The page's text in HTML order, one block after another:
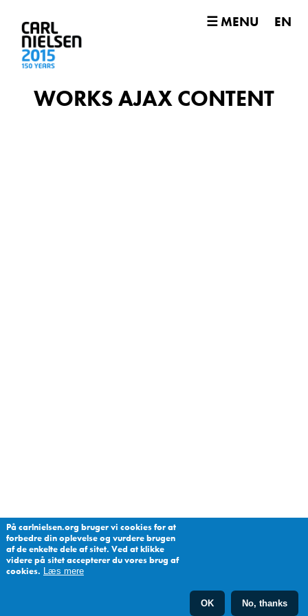
☰ MENU
WORKS AJAX CONTENT
EN
På carlnielsen.org bruger vi cookies for at
forbedre din oplevelse og vurdere brugen
af de enkelte dele af sitet. Ved at klikke
videre på sitet accepterer du vores brug af
cookies. Læs mere
OK No, thanks